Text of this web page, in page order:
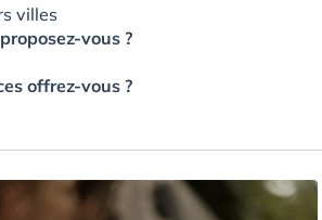
villes
vous ?
offrez-vous ?